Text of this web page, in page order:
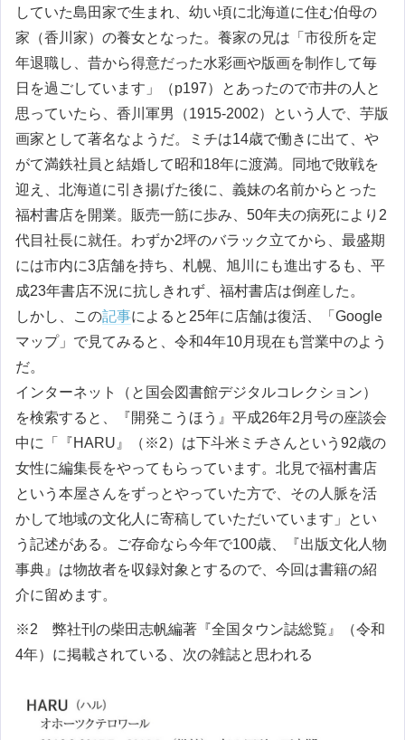
していた島田家で生まれ、幼い頃に北海道に住む伯母の
家（香川家）の養女となった。養家の兄は「市役所を定
年退職し、昔から得意だった水彩画や版画を制作して毎
日を過ごしています」（p197）とあったので市井の人と
思っていたら、香川軍男（1915-2002）という人で、芋版
画家として著名なようだ。ミチは14歳で働きに出て、や
がて満鉄社員と結婚して昭和18年に渡満。同地で敗戦を
迎え、北海道に引き揚げた後に、義妹の名前からとった
福村書店を開業。販売一筋に歩み、50年夫の病死により2
代目社長に就任。わずか2坪のバラック立てから、最盛期
には市内に3店舗を持ち、札幌、旭川にも進出するも、平
成23年書店不況に抗しきれず、福村書店は倒産した。
しかし、この記事によると25年に店舗は復活、「Google
マップ」で見てみると、令和4年10月現在も営業中のよう
だ。
インターネット（と国会図書館デジタルコレクション）
を検索すると、『開発こうほう』平成26年2月号の座談会
中に「『HARU』（※2）は下斗米ミチさんという92歳の
女性に編集長をやってもらっています。北見で福村書店
という本屋さんをずっとやっていた方で、その人脈を活
かして地域の文化人に寄稿していただいています」とい
う記述がある。ご存命なら今年で100歳、『出版文化人物
事典』は物故者を収録対象とするので、今回は書籍の紹
介に留めます。
※2 弊社刊の柴田志帆編著『全国タウン誌総覧』（令和
4年）に掲載されている、次の雑誌と思われる